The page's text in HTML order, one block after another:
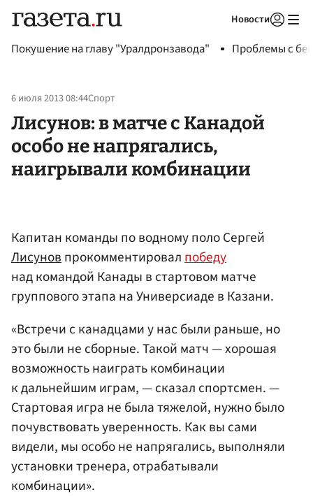
Новости
Покушение на главу "Уралдронзавода" Проблемы с
6 июля 2013 08:44Спорт
Лисунов: в матче с Канадой
особо не напрягались,
наигрывали комбинации
Капитан команды по водному поло Сергей
Лисуновпрокомментировалпобеду
над командой Канады в стартовом матче
группового этапа на Универсиаде в Казани.
«Встречи с канадцами у нас были раньше, но
это были не сборные. Такой матч — хорошая
возможность наиграть комбинации
к дальнейшим играм, — сказал спортсмен. —
Стартовая игра не была тяжелой, нужно было
почувствовать уверенность. Как вы сами
видели, мы особо не напрягались, выполняли
установки тренера, отрабатывали
комбинации».